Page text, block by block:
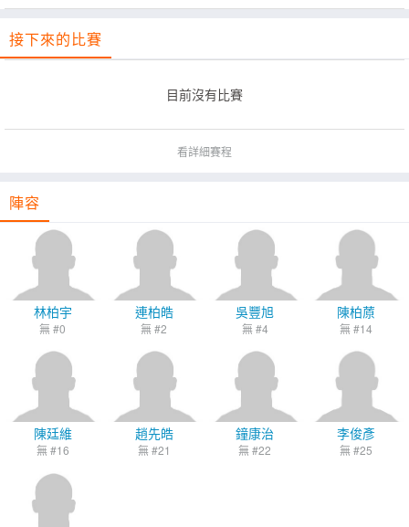
接下來的比賽
目前沒有比賽
看詳細賽程
陣容
林柏宇
無 #0
連柏皓
無 #2
吳豐旭
無 #4
陳柏蒝
無 #14
陳廷維
無 #16
趙先皓
無 #21
鐘康治
無 #22
李俊彥
無 #25